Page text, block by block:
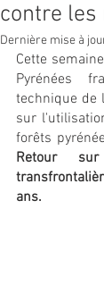
contre
Dernière mise à
Cette
Pyrénées
technique de
sur
Retour
ans.